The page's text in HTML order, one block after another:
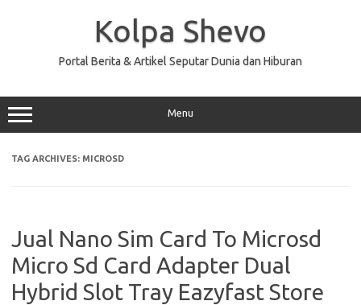
Kolpa Shevo
Portal Berita & Artikel Seputar Dunia dan Hiburan
Menu
TAG ARCHIVES: MICROSD
Jual Nano Sim Card To Microsd
Micro Sd Card Adapter Dual
Hybrid Slot Tray Eazyfast Store